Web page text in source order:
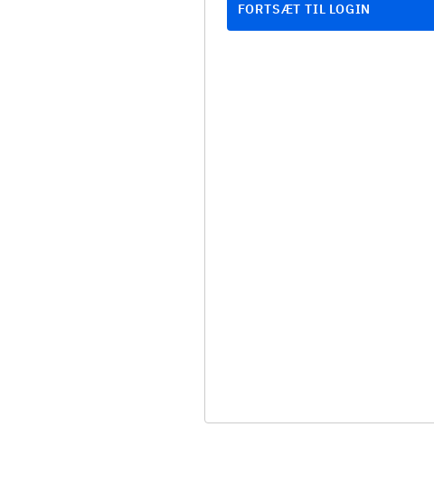
FORTSÆT TIL LOGIN